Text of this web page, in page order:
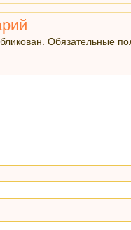
Обязательные